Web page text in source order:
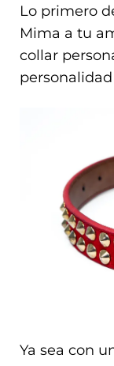
Lo primero
Mima a tu
collar
Ya sea con